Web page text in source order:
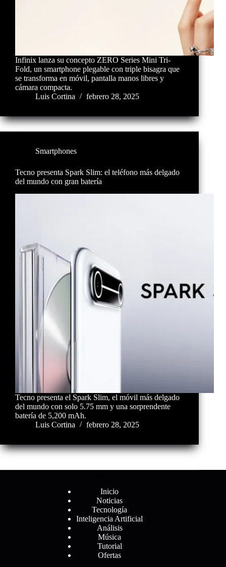
Infinix lanza su concepto ZERO Series Mini Tri-
Fold, un smartphone plegable con triple bisagra que
se transforma en móvil, pantalla manos libres y
cámara compacta.
Luis Cortina
febrero 28, 2025
Smartphones
Tecno presenta Spark Slim: el teléfono más delgado
del mundo con gran batería
Tecno presenta el Spark Slim, el móvil más delgado
del mundo con solo 5.75 mm y una sorprendente
batería de 5,200 mAh.
Luis Cortina
febrero 28, 2025
Inicio
Noticias
Tecnología
Inteligencia Artificial
Análisis
Música
Tutorial
Ofertas